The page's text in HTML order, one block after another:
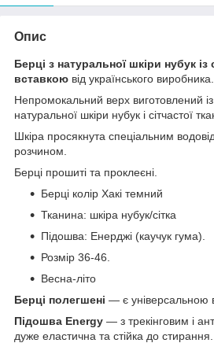
Опис
Берці з натуральної шкіри нубук із
вставкою від українського виробника.
Непромокальний верх виготовлений
натуральної шкіри нубук і сітчастої
Шкіра просякнута спеціальним
розчином.
Берці прошиті та проклеєні.
Берці колір Хакі темний
Тканина: шкіра нубук/сітка
Підошва: Енерджі (каучук гума).
Розмір 36-46.
Весна-літо
Берці полегшені — є універсальною
Підошва Energy — з трекінговим і
дуже еластична та стійка до стирання.